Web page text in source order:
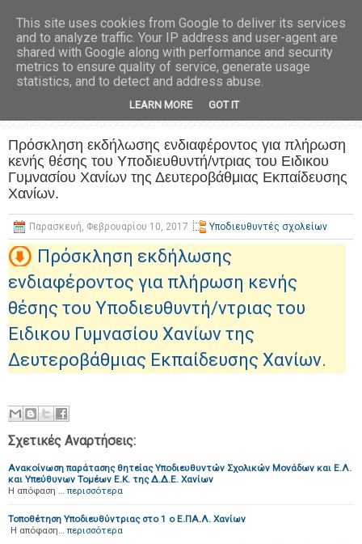
Πρόσκληση εκδήλωσης ενδιαφέροντος για πλήρωση
κενής θέσης του Υποδιευθυντή/ντριας του Ειδικου
Γυμνασίου Χανίων της Δευτεροβάθμιας Εκπαίδευσης
Χανίων.
Παρασκευή, Φεβρουαρίου 10, 2017 Υποδιευθυντές σχολείων
Πρόσκληση εκδήλωσης
ενδιαφέροντος για πλήρωση κενής
θέσης του Υποδιευθυντή/ντριας του
Ειδικου Γυμνασίου Χανίων της
Δευτεροβάθμιας Εκπαίδευσης Χανίων.
Σχετικές Αναρτήσεις:
Ανακοίνωση παράτασης θητείας Υποδιευθυντών Σχολικών Μονάδων και Ε.Λ.
και Υπεύθυνων Τομέων Ε.Κ. της Δ.Δ.Ε. Χανίων
Η απόφαση … περισσότερα
Τοποθέτηση Υποδιευθύντριας στο 1 ο Ε.ΠΑ.Λ. Χανίων
Η απόφαση… περισσότερα
This site uses cookies from Google to deliver its services
and to analyze traffic. Your IP address and user-agent are
shared with Google along with performance and security
metrics to ensure quality of service, generate usage
statistics, and to detect and address abuse.
LEARN MORE GOT IT